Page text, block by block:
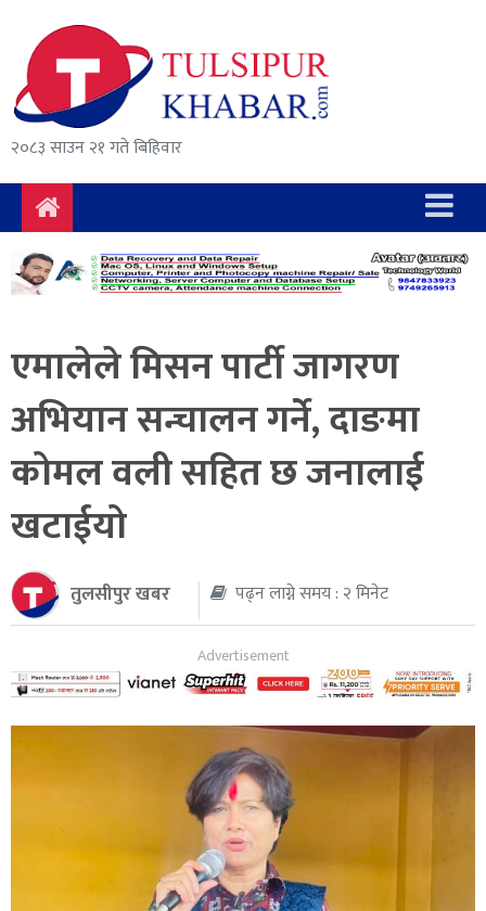
२०८३ साउन २१ गते बिहिवार
समाचार
राजनीति
सुरक्षा/
अपराध
दुर्घटना
विचार
अर्थ
संवाद
मनोरञ्जन
थप
एमालेले मिसन पार्टी जागरण
अभियान सन्चालन गर्ने, दाङमा
कोमल वली सहित छ जनालाई
खटाईयो
तुलसीपुर खबर पढ्न लाग्ने समय : २ मिनेट